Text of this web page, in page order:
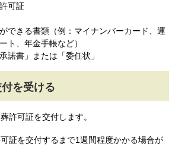
可証
できる書類（例：マイナンバーカード、運
ト、年金手帳など）​
諾書」または「委任状」
を受ける
許可証を交付します。
証を交付するまで1週間程度かかる場合が